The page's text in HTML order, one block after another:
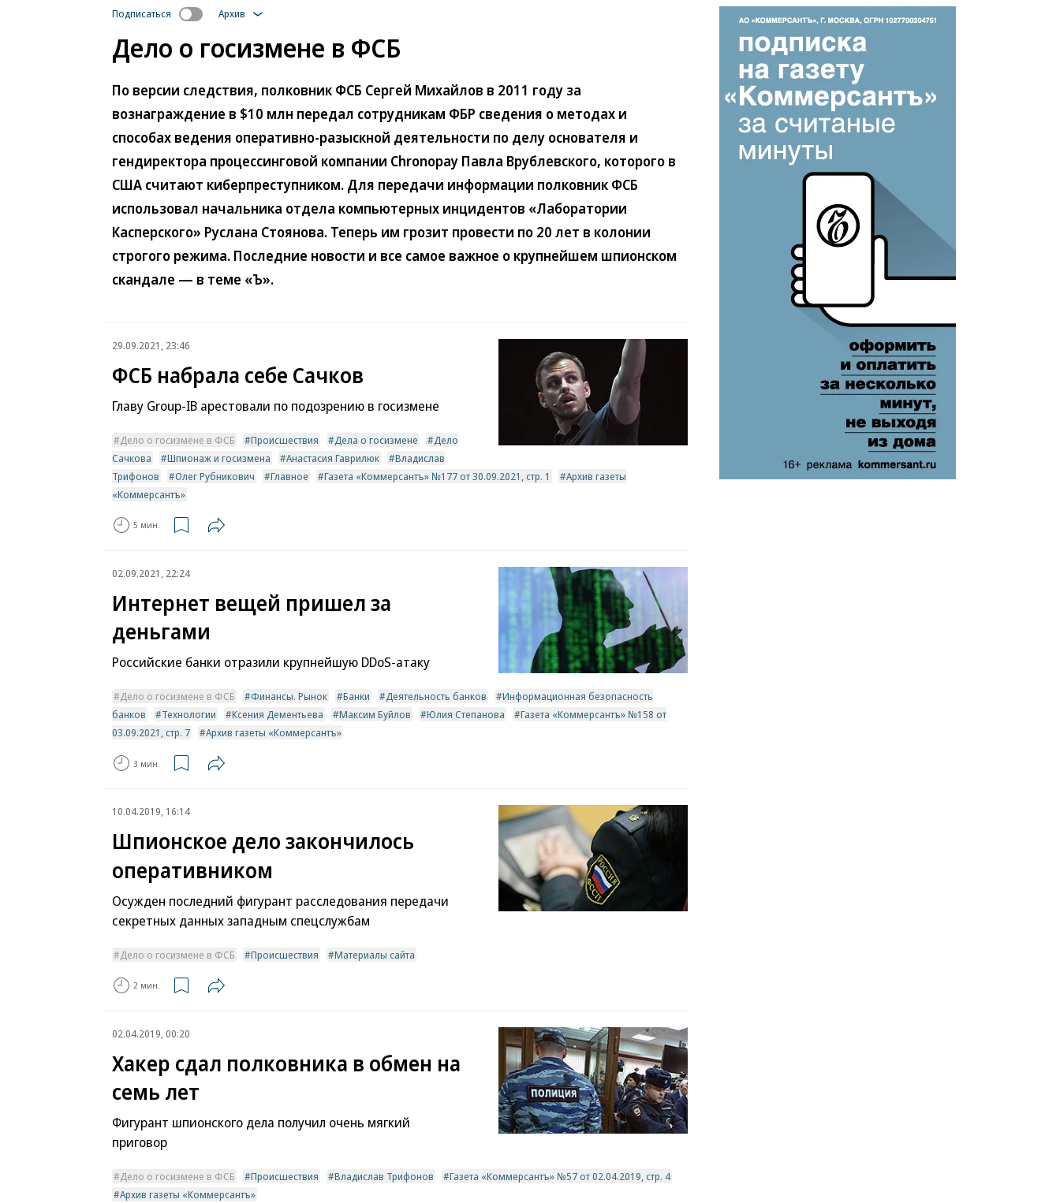
Подписаться Архив
Дело о госизмене в ФСБ
По версии следствия, полковник ФСБ Сергей Михайлов в 2011 году за
вознаграждение в $10 млн передал сотрудникам ФБР сведения о методах и
способах ведения оперативно-разыскной деятельности по делу основателя и
гендиректора процессинговой компании Chronopay Павла Врублевского, которого в
США считают киберпреступником. Для передачи информации полковник ФСБ
использовал начальника отдела компьютерных инцидентов «Лаборатории
Касперского» Руслана Стоянова. Теперь им грозит провести по 20 лет в колонии
строгого режима. Последние новости и все самое важное о крупнейшем шпионском
скандале — в теме «Ъ».
29.09.2021, 23:46
ФСБ набрала себе Сачков
Главу Group-IB арестовали по подозрению в госизмене
Дело о госизмене в ФСБ Происшествия Дела о госизмене
Дело
Сачкова
Шпионаж и госизмена Анастасия Гаврилюк
Владислав
Трифонов
Олег Рубникович Главное Газета «Коммерсантъ» №177 от 30.09.2021, стр. 1
Архив газеты
«Коммерсантъ»
5 мин.
02.09.2021, 22:24
Интернет вещей пришел за
деньгами
Российские банки отразили крупнейшую DDoS-атаку
Дело о госизмене в ФСБ Финансы. Рынок Банки Деятельность банков
Информационная безопасность
банков
Технологии Ксения Дементьева Максим Буйлов Юлия Степанова
Газета «Коммерсантъ» №158 от
03.09.2021, стр. 7
Архив газеты «Коммерсантъ»
3 мин.
10.04.2019, 16:14
Шпионское дело закончилось
оперативником
Осужден последний фигурант расследования передачи
секретных данных западным спецслужбам
Дело о госизмене в ФСБ Происшествия Материалы сайта
2 мин.
02.04.2019, 00:20
Хакер сдал полковника в обмен на
семь лет
Фигурант шпионского дела получил очень мягкий
приговор
Дело о госизмене в ФСБ Происшествия Владислав Трифонов
Газета «Коммерсантъ» №57 от 02.04.2019, стр. 4
Архив газеты «Коммерсантъ»